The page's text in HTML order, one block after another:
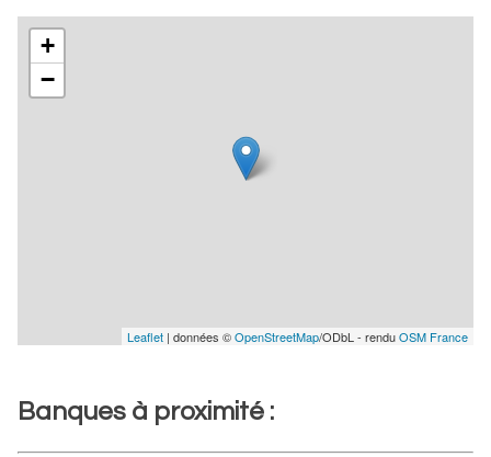
+
−
Leaflet | données ©OpenStreetMap/ODbL - renduOSM France
Banques à proximité :